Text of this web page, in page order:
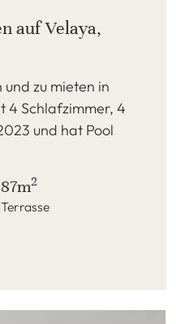
auf Velaya,
und zu mieten in
4 Schlafzimmer, 4
und hat Pool
87m2
Terrasse